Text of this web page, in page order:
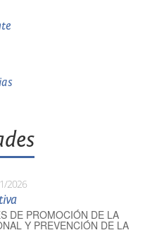
2026
DE PROMOCIÓN DE LA
Y PREVENCIÓN DE LA